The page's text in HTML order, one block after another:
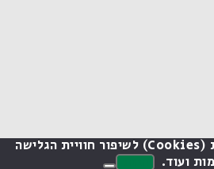
אנחנו משתמשים בעוגיות (cookies) לשיפור חוויית הגלישה
ועוד.